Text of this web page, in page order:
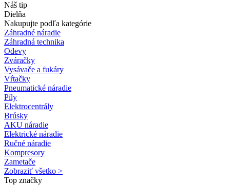
Náš tip
Dielňa
Nakupujte podľa kategórie
Záhradné náradie
Záhradná technika
Odevy
Zváračky
Vysávače a fukáry
Vŕtačky
Pneumatické náradie
Píly
Elektrocentrály
Brúsky
AKU náradie
Elektrické náradie
Ručné náradie
Kompresory
Zametače
Zobraziť všetko >
Top značky